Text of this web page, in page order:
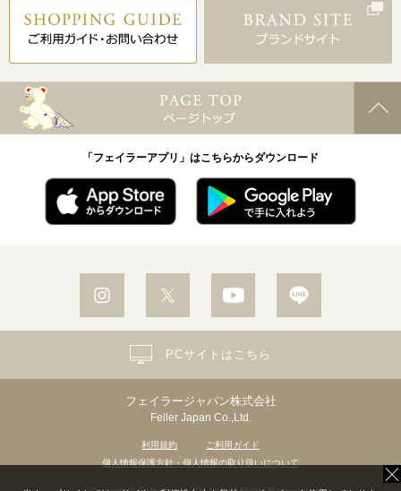
「フェイラーアプリ」はこちらからダウンロード
フェイラージャパン株式会社
Feiler Japan Co.,Ltd.
利用規約
ご利用ガイド
個人情報保護方針・個人情報の取り扱いについて
PCサイトはこちら